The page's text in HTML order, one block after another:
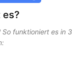
alle Lieferungen
Unsere
Unsere
funktioniert es in 3